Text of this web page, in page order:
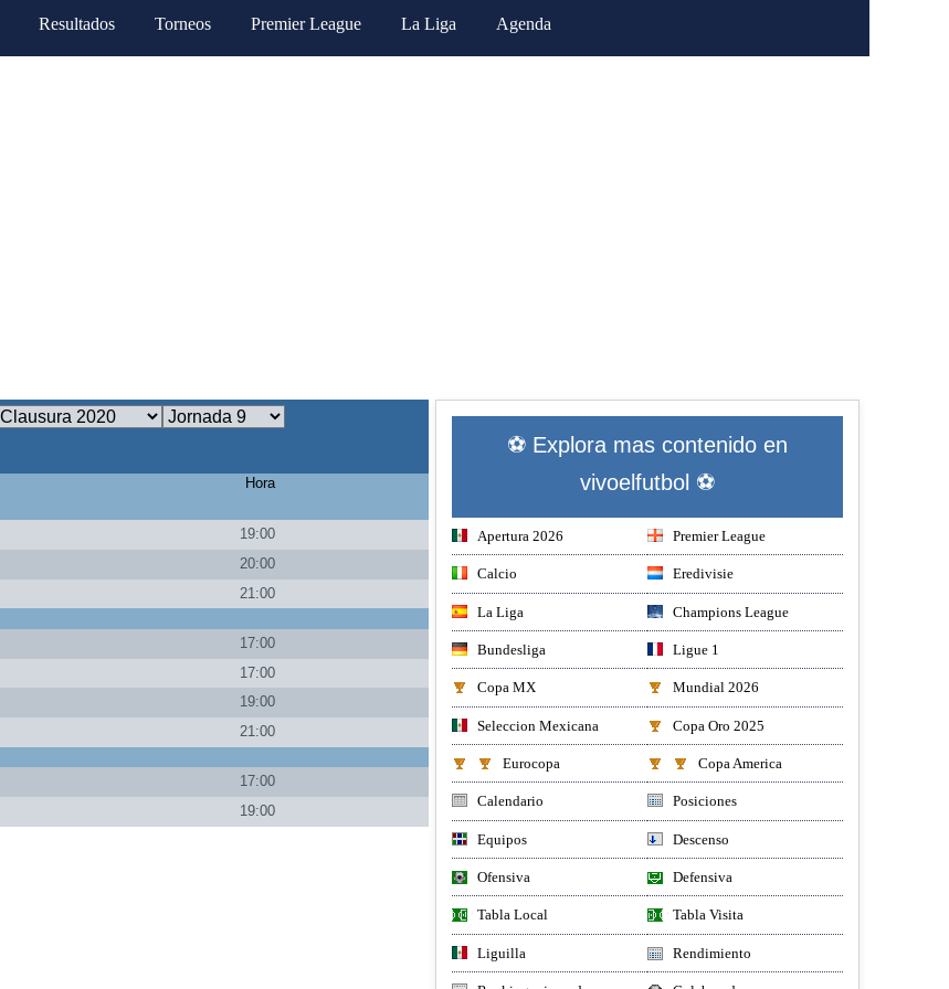
Resultados Torneos Premier League La Liga Agenda
Hora
19:00
20:00
21:00
17:00
17:00
19:00
21:00
17:00
19:00
⚽ Explora mas contenido en
vivoelfutbol ⚽
Apertura 2026 Premier League
Calcio Eredivisie
La Liga Champions League
Bundesliga Ligue 1
Copa MX Mundial 2026
Seleccion Mexicana Copa Oro 2025
Eurocopa Copa America
Calendario Posiciones
Equipos Descenso
Ofensiva Defensiva
Tabla Local Tabla Visita
Liguilla Rendimiento